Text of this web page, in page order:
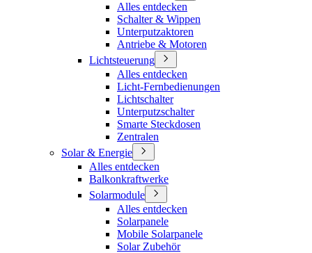
Alles entdecken
Schalter & Wippen
Unterputzaktoren
Antriebe & Motoren
Lichtsteuerung
Alles entdecken
Licht-Fernbedienungen
Lichtschalter
Unterputzschalter
Smarte Steckdosen
Zentralen
Solar & Energie
Alles entdecken
Balkonkraftwerke
Solarmodule
Alles entdecken
Solarpanele
Mobile Solarpanele
Solar Zubehör